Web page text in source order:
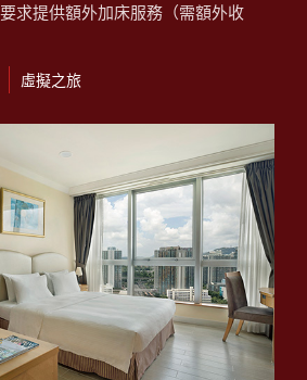
求提供額外加床服務（需額外收
虛擬之旅